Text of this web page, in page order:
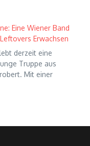
Eine Wiener Band
Erwachsen
derzeit eine
Truppe aus
Mit einer